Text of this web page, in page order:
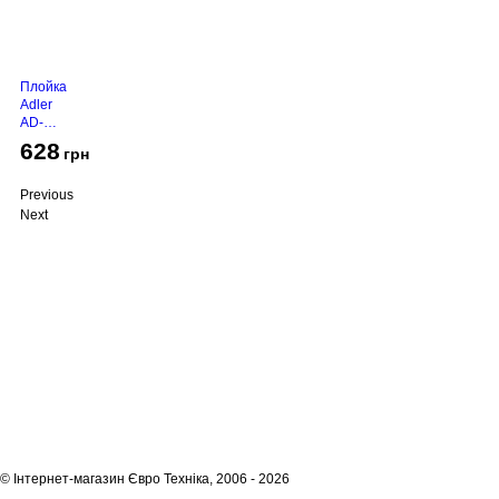
Плойка
Adler
AD-
2116
628 грн
Previous
Next
© Інтернет-магазин Євро Техніка, 2006 - 2026